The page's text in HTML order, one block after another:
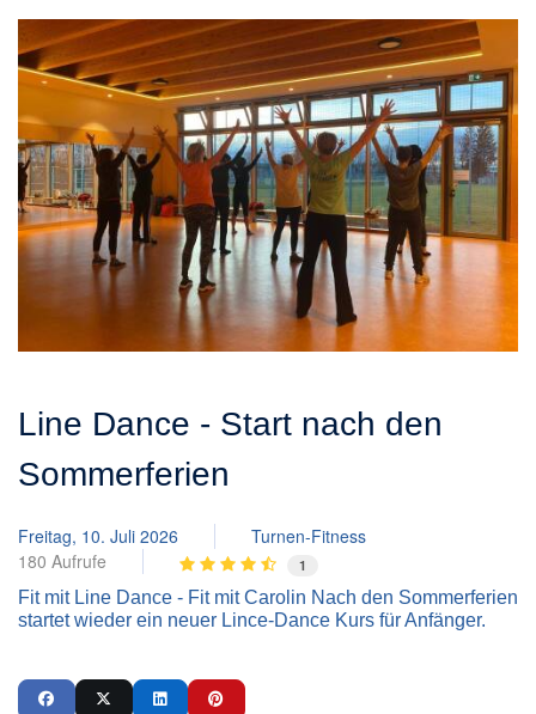
Line Dance - Start nach den
Sommerferien
Freitag, 10. Juli 2026
Turnen-Fitness
180 Aufrufe
1
Fit mit Line Dance - Fit mit Carolin Nach den Sommerferien
startet wieder ein neuer Lince-Dance Kurs für Anfänger.